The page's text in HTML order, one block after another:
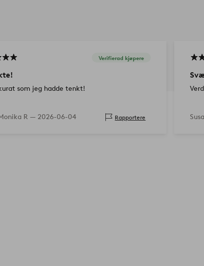
Verifierad kjøpere
som jeg hadde tenkt!
R — 2026-06-04 Rapportere